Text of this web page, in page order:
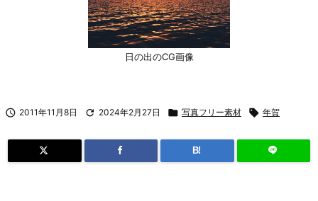
日の出のCG画像
 2011年11月8日  2024年2月27日  写真フリー素材  年賀
B!